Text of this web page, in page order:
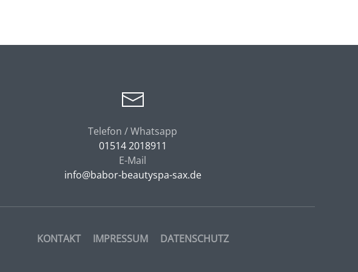
Telefon / Whatsapp
01514 2018911
E-Mail
info@babor-beautyspa-sax.de
KONTAKT IMPRESSUM DATENSCHUTZ